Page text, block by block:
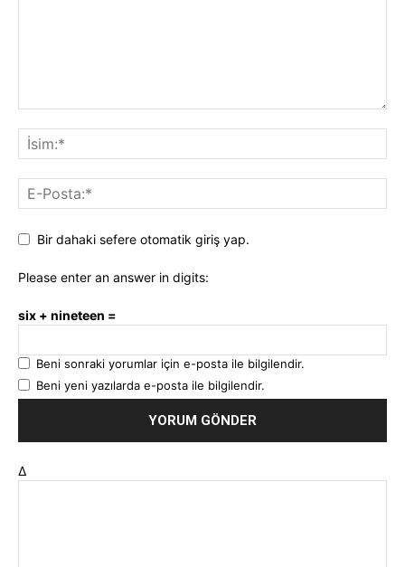
Bir dahaki sefere otomatik giriş yap.
Please enter an answer in digits:
six + nineteen =
Beni sonraki yorumlar için e-posta ile bilgilendir.
Beni yeni yazılarda e-posta ile bilgilendir.
Δ